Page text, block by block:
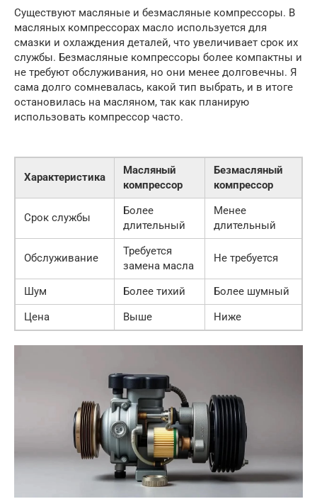
Существуют масляные и безмасляные компрессоры. В
масляных компрессорах масло используется для
смазки и охлаждения деталей, что увеличивает срок их
службы. Безмасляные компрессоры более компактны и
не требуют обслуживания, но они менее долговечны. Я
сама долго сомневалась, какой тип выбрать, и в итоге
остановилась на масляном, так как планирую
использовать компрессор часто.
Характеристика
Масляный
компрессор
Безмасляный
компрессор
Срок службы
Более
длительный
Менее
длительный
Обслуживание
Требуется
замена масла
Не требуется
Шум Более тихий
Более шумный
Цена
Выше Ниже